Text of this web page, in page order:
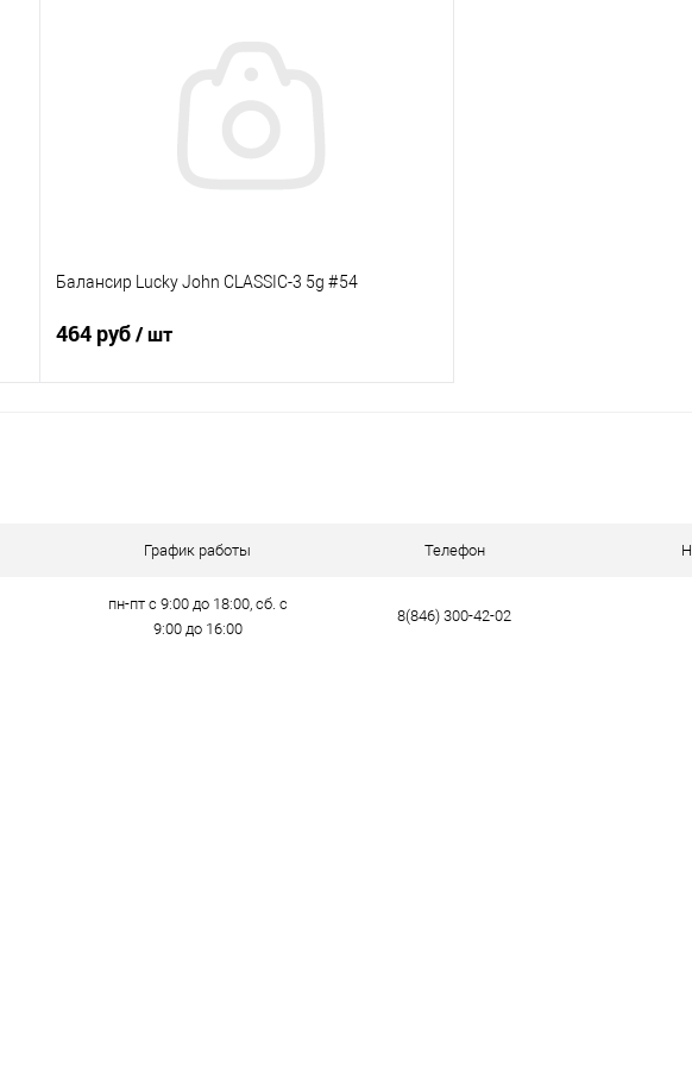
Балансир Lucky John CLASSIC-3 5g #54
464 руб/ шт
График работы Телефон
пн-пт с 9:00 до 18:00, сб. с
9:00 до 16:00
8(846) 300-42-02